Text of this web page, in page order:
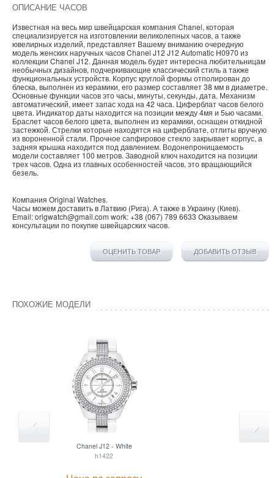
ОПИСАНИЕ ЧАСОВ
Известная на весь мир швейцарская компания Chanel, которая
специализируется на изготовлении великолепных часов, а также
ювелирных изделий, представляет Вашему вниманию очередную
модель женских наручных часов Chanel J12 J12 Automatic H0970 из
коллекции Chanel J12. Данная модель будет интересна любительницам
необычных дизайнов, подчеркивающие классический стиль а также
функциональных устройств. Корпус круглой формы отполирован до
блеска, выполнен из керамики, его размер составляет 38 мм в диаметре.
Основные функции часов это часы, минуты, секунды, дата. Механизм
автоматический, имеет запас хода на 42 часа. Циферблат часов белого
цвета. Индикатор даты находится на позиции между 4мя и 5ью часами.
Браслет часов белого цвета, выполнен из керамики, оснащен откидной
застежкой. Стрелки которые находятся на циферблате, отлиты вручную
из вороненной стали. Прочное сапфировое стекло закрывает корпус, а
задняя крышка находится под давлением. Водонепроницаемость
модели составляет 100 метров. Заводной ключ находится на позиции
трех часов. Одна из главных особенностей часов, это вращающийся
безель.
Компания Original Watches.
Часы можем доставить в Латвию (Рига). А также вУкраину (Киев).
Email:origwatch@gmail.com work:+38 (067) 789 6633 Оказываем
консультации по покупке швейцарских часов.
ОЦЕНИТЬ ТОВАР ДОБАВИТЬ ОТЗЫВ
ПОХОЖИЕ МОДЕЛИ
ChanelJ12 - White
h1422